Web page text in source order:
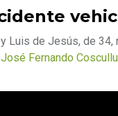
Luis de Jesús, de 34,
José Fernando